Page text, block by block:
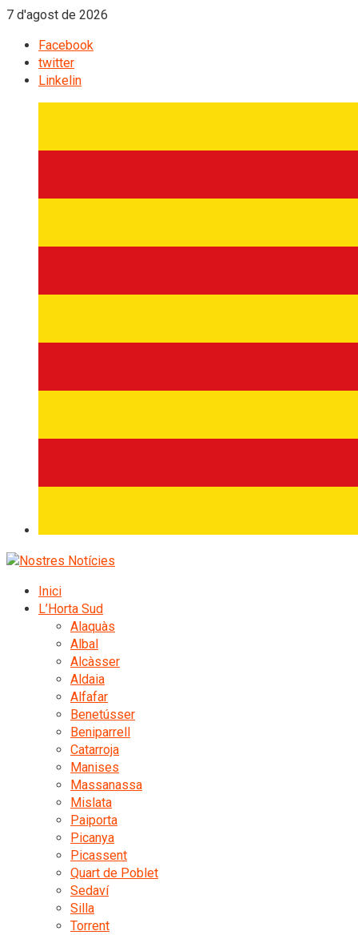
7 d'agost de 2026
Facebook
twitter
Linkelin
Inici
L’Horta Sud
Alaquàs
Albal
Alcàsser
Aldaia
Alfafar
Benetússer
Beniparrell
Catarroja
Manises
Massanassa
Mislata
Paiporta
Picanya
Picassent
Quart de Poblet
Sedaví
Silla
Torrent